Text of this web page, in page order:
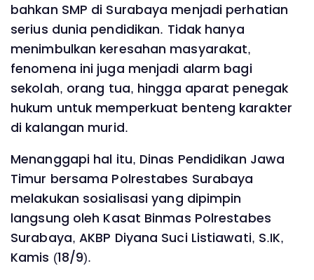
bahkan SMP di Surabaya menjadi perhatian
serius dunia pendidikan. Tidak hanya
menimbulkan keresahan masyarakat,
fenomena ini juga menjadi alarm bagi
sekolah, orang tua, hingga aparat penegak
hukum untuk memperkuat benteng karakter
di kalangan murid.
Menanggapi hal itu, Dinas Pendidikan Jawa
Timur bersama Polrestabes Surabaya
melakukan sosialisasi yang dipimpin
langsung oleh Kasat Binmas Polrestabes
Surabaya, AKBP Diyana Suci Listiawati, S.IK,
Kamis (18/9).